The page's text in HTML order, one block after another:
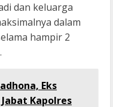
dan keluarga
dalam
hampir 2
Eks
Kapolres